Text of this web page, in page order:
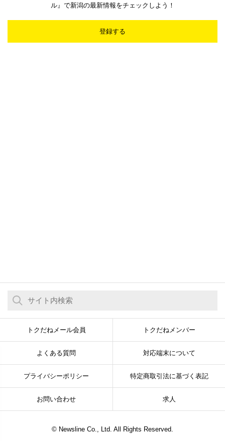
ル』で新潟の最新情報をチェックしよう！
登録する
トクだねメール会員 トクだねメンバー
よくある質問 対応端末について
プライバシーポリシー 特定商取引法に基づく表記
お問い合わせ 求人
© Newsline Co., Ltd. All Rights Reserved.